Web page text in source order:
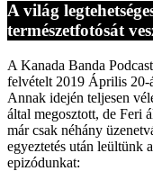
A világ
természetfotósát
A Kanada Banda
felvételt 2019 Április 20-
Annak idején teljesen
által megosztott, de Feri
már csak néhány
egyeztetés után leültünk
epizódunkat: